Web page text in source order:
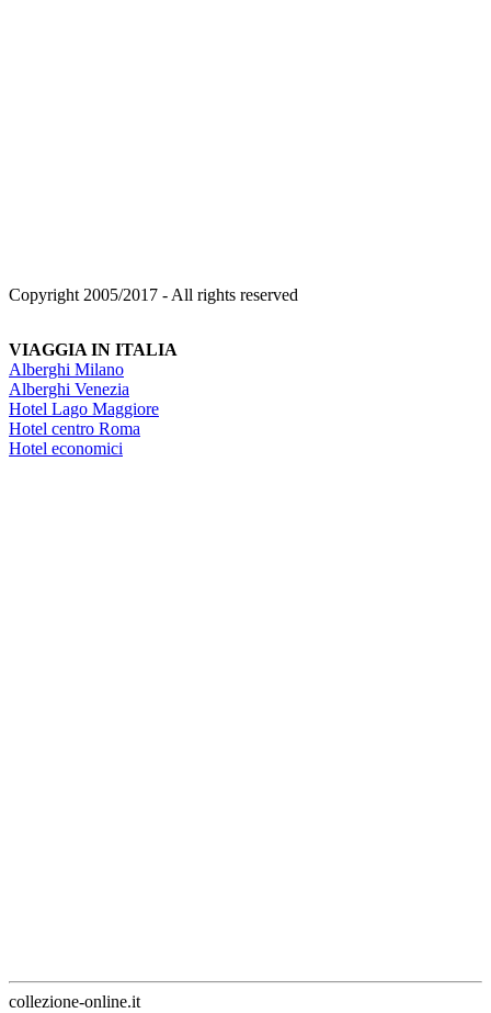
Copyright 2005/2017 - All rights reserved
VIAGGIA IN ITALIA
Alberghi Milano
Alberghi Venezia
Hotel Lago Maggiore
Hotel centro Roma
Hotel economici
collezione-online.it